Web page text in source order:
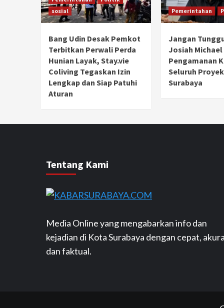
sosial
Bang Udin Desak Pemkot
Terbitkan Perwali Perda
Hunian Layak, Stay.vie
Coliving Tegaskan Izin
Lengkap dan Siap Patuhi
Aturan
Pemerintahan
Jangan
Josiah Michael
Pengamanan
Seluruh
Surabaya
Tentang Kami
Media Online yang mengabarkan info dan
kejadian di Kota Surabaya dengan cepat,
dan faktual.